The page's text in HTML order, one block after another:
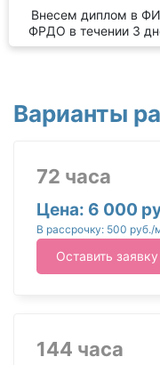
Внесем диплом в
ФРДО в течении 3
Варианты
72 часа
Цена: 6 000
В рассрочку: 500 руб./
Оставить заявку
144 часа